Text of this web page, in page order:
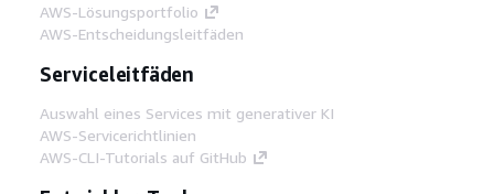
AWS-Lösungsportfolio
AWS-Entscheidungsleitfäden
Serviceleitfäden
Auswahl eines Services mit generativer KI
AWS-Servicerichtlinien
AWS-CLI-Tutorials auf GitHub